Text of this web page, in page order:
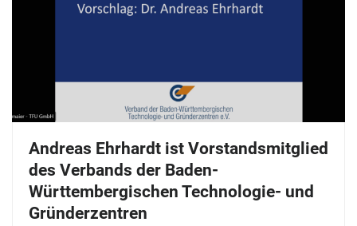
Andreas Ehrhardt ist Vorstandsmitglied
des Verbands der Baden-
Württembergischen Technologie- und
Gründerzentren